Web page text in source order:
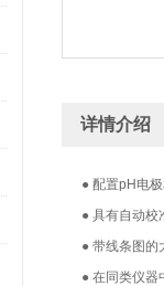
详情介绍
● 配置pH电
● 具有自动校
● 带线条图的
● 在同类仪器